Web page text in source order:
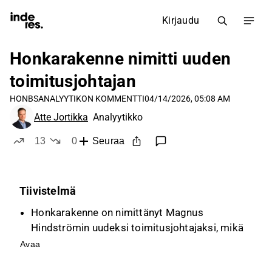
Kirjaudu
Honkarakenne nimitti uuden
toimitusjohtajan
HONBSANALYYTIKON KOMMENTTI04/14/2026, 05:08 AM
Atte Jortikka Analyytikko
13
0
Seuraa
Tiivistelmä
Honkarakenne on nimittänyt Magnus
Hindströmin uudeksi toimitusjohtajaksi, mikä
tukee yhtiön strategiaa kansainvälisen kasvun
Avaa